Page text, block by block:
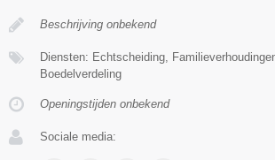
Beschrijving onbekend
Diensten: Echtscheiding,
Boedelverdeling
Openingstijden onbekend
Sociale media: